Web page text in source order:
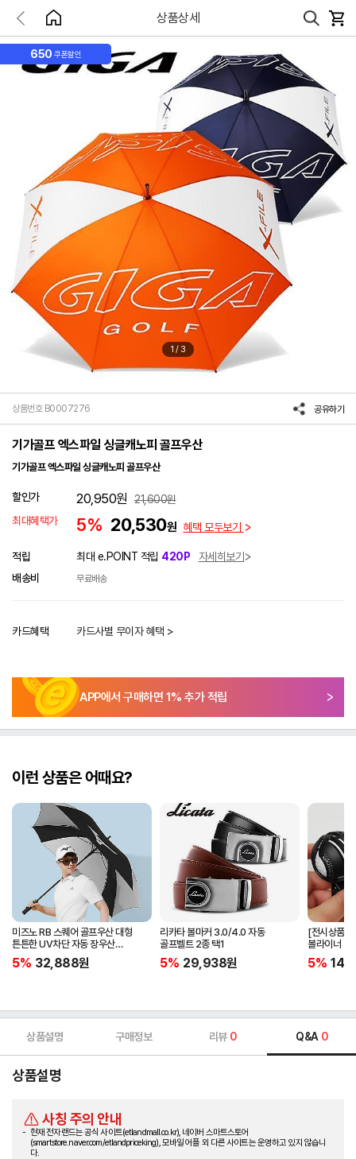
상품상세
650 쿠폰할인
1 / 3
상품번호 B0007276 공유하기
기가골프 엑스파일 싱글캐노피 골프우산
기가골프 엑스파일 싱글캐노피 골프우산
할인가 20,950원 21,600원
최대혜택가
5% 20,530원 혜택 모두보기
적립 최대 e.POINT 적립 420P
자세히보기
배송비
무료배송
카드혜택 카드사별 무이자 혜택 >
APP에서 구매하면 1% 추가 적립
이런 상품은 어때요?
미즈노 RB 스퀘어 골프우산 대형
튼튼한 UV차단 자동 장우산
5LKY22100
5% 32,888원
리카타 볼마커 3.0/4.0 자동
골프벨트 2종 택1
5% 29,938원
[전시상품]
볼라이너 +
5%
상품설명 구매정보 리뷰 0 Q&A 0
상품설명
사칭 주의 안내
현재 전자랜드는 공식 사이트(etlandmall.co.kr), 네이버 스마트스토어
(smartstore.naver.com/etlandpriceking), 모바일 어플 외 다른 사이트는 운영하고 있지 않습니
다.